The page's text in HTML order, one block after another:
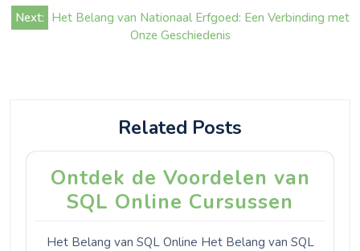
Next: Het Belang van Nationaal Erfgoed: Een Verbinding met
Onze Geschiedenis
Related Posts
Ontdek de Voordelen van
SQL Online Cursussen
Het Belang van SQL Online Het Belang van SQL